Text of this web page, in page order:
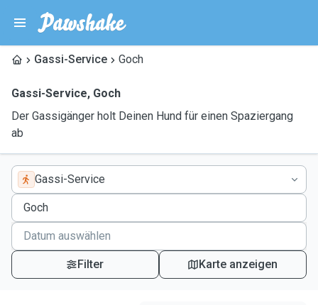
Gassi-Service Goch
Gassi-Service, Goch
Der Gassigänger holt Deinen Hund für einen Spaziergang
ab
Gassi-Service
Filter Karte anzeigen